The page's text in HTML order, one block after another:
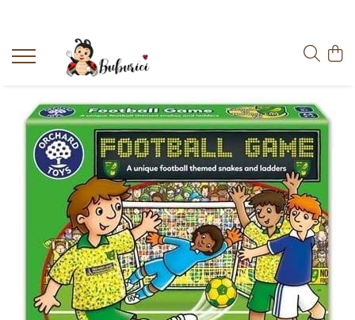
Categorii
Interactive
Construcții
Accesorii
Exterior
Bucătărie
Muzicale
Bebeluși